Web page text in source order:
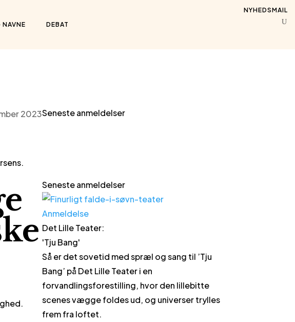
NAVNE DEBAT
NYHEDSMAIL
2023Seneste anmeldelser
Seneste anmeldelser
Anmeldelse
Det Lille Teater:
'Tju Bang'
Så er det sovetid med spræl og sang til ’Tju
Bang’ på Det Lille Teater i en
forvandlingsforestilling, hvor den lillebitte
scenes vægge foldes ud, og universer trylles
frem fra loftet.